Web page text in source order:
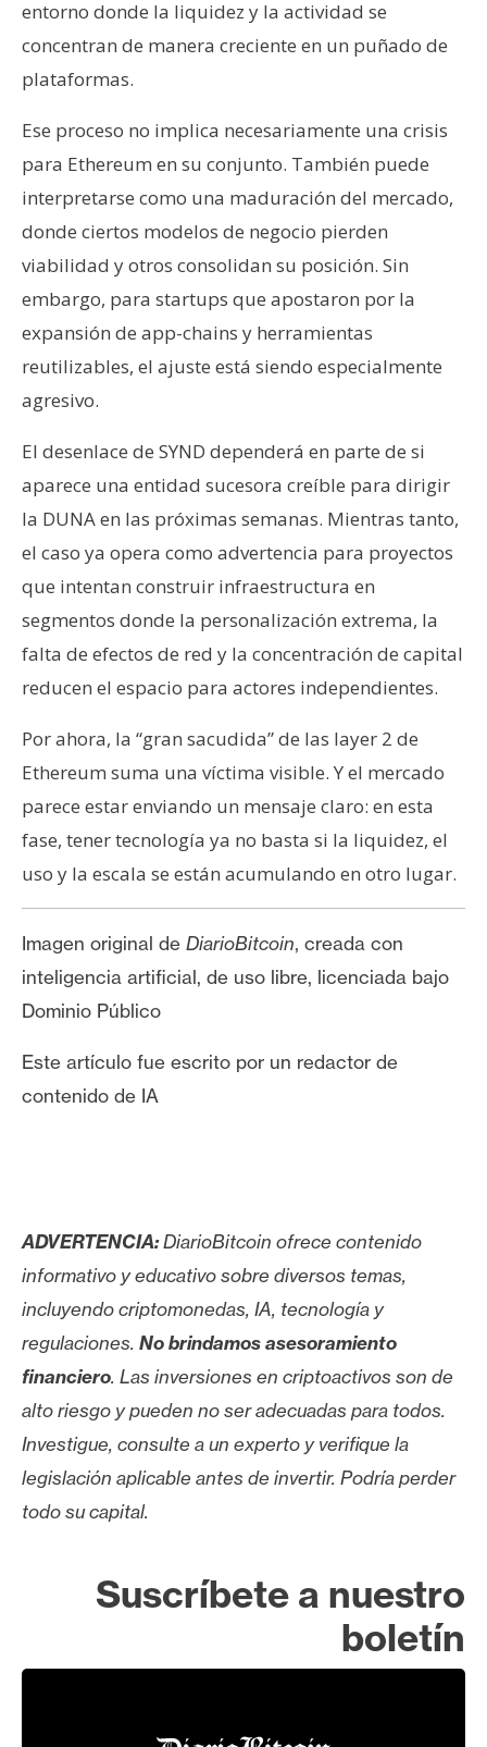
entorno donde la liquidez y la actividad se
concentran de manera creciente en un puñado de
plataformas.
Ese proceso no implica necesariamente una crisis
para Ethereum en su conjunto. También puede
interpretarse como una maduración del mercado,
donde ciertos modelos de negocio pierden
viabilidad y otros consolidan su posición. Sin
embargo, para startups que apostaron por la
expansión de app-chains y herramientas
reutilizables, el ajuste está siendo especialmente
agresivo.
El desenlace de SYND dependerá en parte de si
aparece una entidad sucesora creíble para dirigir
la DUNA en las próximas semanas. Mientras tanto,
el caso ya opera como advertencia para proyectos
que intentan construir infraestructura en
segmentos donde la personalización extrema, la
falta de efectos de red y la concentración de capital
reducen el espacio para actores independientes.
Por ahora, la “gran sacudida” de las layer 2 de
Ethereum suma una víctima visible. Y el mercado
parece estar enviando un mensaje claro: en esta
fase, tener tecnología ya no basta si la liquidez, el
uso y la escala se están acumulando en otro lugar.
Imagen original de DiarioBitcoin, creada con
inteligencia artificial, de uso libre, licenciada bajo
Dominio Público
Este artículo fue escrito por un redactor de
contenido de IA
ADVERTENCIA:DiarioBitcoin ofrece contenido
informativo y educativo sobre diversos temas,
incluyendo criptomonedas, IA, tecnología y
regulaciones. No brindamos asesoramiento
financiero. Las inversiones en criptoactivos son de
alto riesgo y pueden no ser adecuadas para todos.
Investigue, consulte a un experto y verifique la
legislación aplicable antes de invertir. Podría perder
todo su capital.
Suscríbete a nuestro
boletín